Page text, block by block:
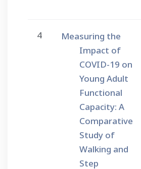
4
Measuring the
Impact of
COVID-19 on
Young Adult
Functional
Capacity: A
Comparative
Study of
Walking and
Step